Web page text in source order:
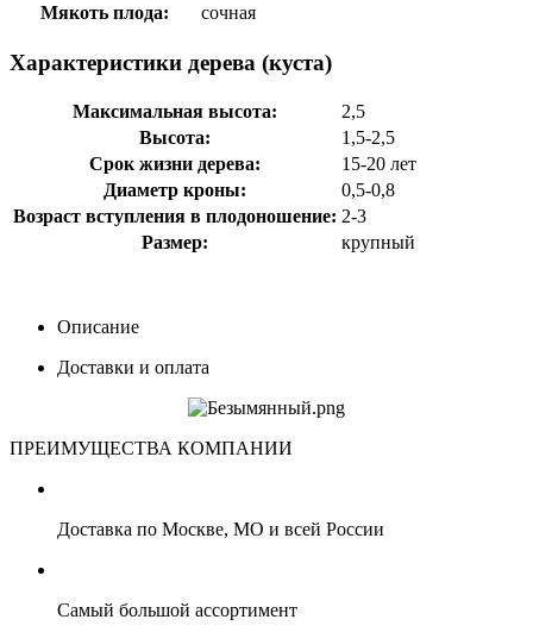
Мякоть плода:
сочная
Характеристики дерева (куста)
Максимальная высота:
2,5
Высота:
1,5-2,5
Срок жизни дерева:
15-20 лет
Диаметр кроны:
0,5-0,8
Возраст вступления в плодоношение: 2-3
Размер:
крупный
Описание
Доставки и оплата
ПРЕИМУЩЕСТВА КОМПАНИИ
Доставка по Москве, МО и всей России
Самый большой ассортимент